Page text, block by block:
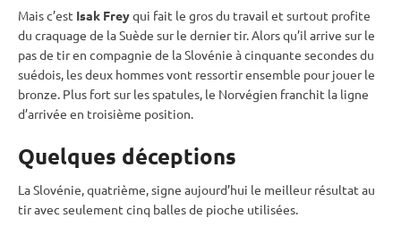
Mais c’est Isak Freyqui fait le gros du travail et surtout profite
du craquage de la Suède sur le dernier tir. Alors qu’il arrive sur le
pas de tiren compagnie de la Slovénie à cinquante secondes du
suédois, les deux hommes vont ressortir ensemble pour jouer le
bronze. Plus fort sur les spatules, le Norvégien franchit la ligne
d’arrivée en troisième position.
Quelques déceptions
La Slovénie, quatrième, signe aujourd’hui le meilleur résultat au
tir avec seulement cinq balles de pioche utilisées.